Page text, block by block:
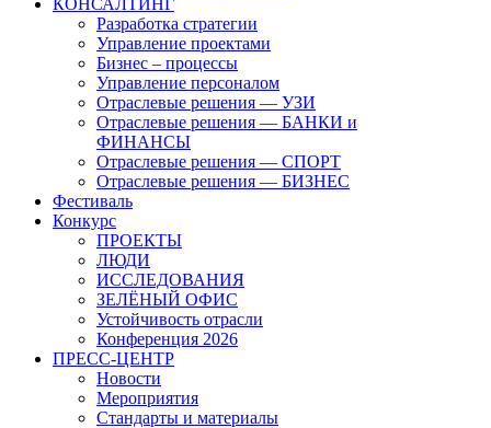
КОНСАЛТИНГ
Разработка стратегии
Управление проектами
Бизнес – процессы
Управление персоналом
Отраслевые решения — УЗИ
Отраслевые решения — БАНКИ и
ФИНАНСЫ
Отраслевые решения — СПОРТ
Отраслевые решения — БИЗНЕС
Фестиваль
Конкурс
ПРОЕКТЫ
ЛЮДИ
ИССЛЕДОВАНИЯ
ЗЕЛЁНЫЙ ОФИС
Устойчивость отрасли
Конференция 2026
ПРЕСС-ЦЕНТР
Новости
Мероприятия
Стандарты и материалы